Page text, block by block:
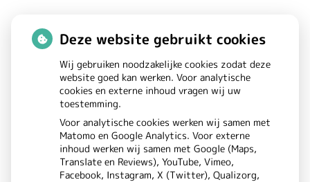
Maandag:
Dinsdag:
08.00 - 17.00
Woensdag:
08.00 - 17.00
Donderdag:
08.00 - 17.00
Vrijdag:
08.00 - 17.00
Deze website gebruikt cookies
Wij gebruiken noodzakelijke cookies zodat deze
website goed kan werken. Voor analytische
cookies en externe inhoud vragen wij uw
toestemming.
Voor analytische cookies werken wij samen met
Matomo en Google Analytics. Voor externe
inhoud werken wij samen met Google (Maps,
Translate en Reviews), YouTube, Vimeo,
Facebook, Instagram, X (Twitter), Qualizorg,